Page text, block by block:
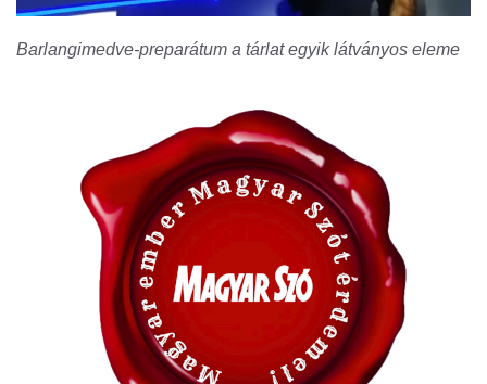
Barlangimedve-preparátum a tárlat egyik látványos eleme